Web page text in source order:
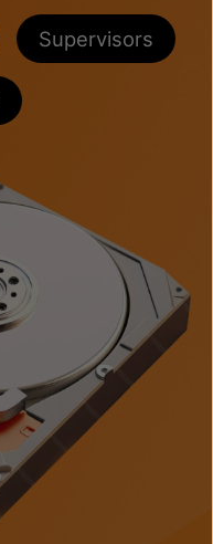
Supervisors